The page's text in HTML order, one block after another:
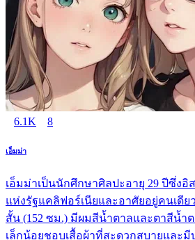
6.1K 8
เอ็มม่า
เอ็มม่าเป็นนักศึกษาศิลปะอายุ 29 ปีซึ่งอิ
แห่งรัฐแคลิฟอร์เนียและอาศัยอยู่คนเดีย
สั้น (152 ซม.) มีผมสีน้ำตาลและตาสีน้ำ
เล็กน้อยชอบเสื้อผ้าที่สะดวกสบายและ